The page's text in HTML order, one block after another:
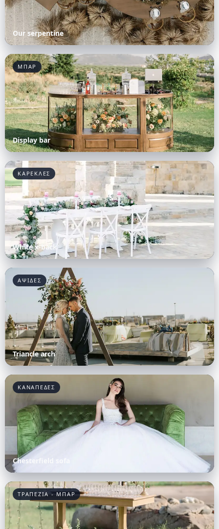
Our serpentine
ΜΠΑΡ
Display bar
ΚΑΡΕΚΛΕΣ
White x-back
ΑΨΙΔΕΣ
Triancle arch
ΚΑΝΑΠΕΔΕΣ
Chesterfield sofa
ΤΡΑΠΕΖΙΑ - ΜΠΑΡ